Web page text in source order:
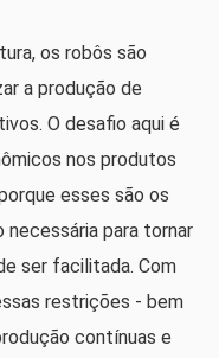
os robôs são
a produção de
O desafio aqui é
nos produtos
esses são os
para tornar
ser facilitada. Com
restrições - bem
contínuas e